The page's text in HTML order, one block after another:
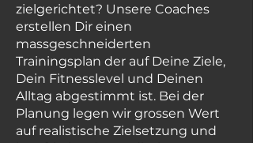
zielgerichtet? Unsere Coaches
erstellen Dir einen
massgeschneiderten
Trainingsplan der auf Deine Ziele,
Dein Fitnesslevel und Deinen
Alltag abgestimmt ist. Bei der
Planung legen wir grossen Wert
auf realistische Zielsetzung und